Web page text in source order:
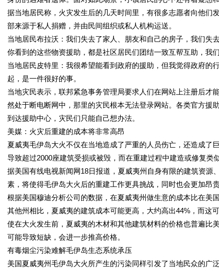
据当地居民称，火灾发生后的几天时间里，有很多志愿者向他们
部来源于私人捐赠，并由民间组织或私人机构运送。
当地居民布拉沃：我们失去了家人、朋友和自己的房子，我们
你看到的这些物资援助，都是社区居民们团结一致互帮互助，我
当地居民皮特里：我很希望能看到政府的援助，但我觉得政府
起，是一件很好的事。
当地灾民表示，联邦紧急事务管理局要求人们在网站上注册后
然处于断电断网中，那里的灾民根本无法登录网站。各类官方援
到达援助中心，灾民们只能自己想办法。
美媒：火灾后重建的成本将非常高昂
夏威夷毛伊岛大火不仅在当地造成了严重的人员伤亡，还造成了
导致超过2000座建筑受损或被毁，而在重建过程中建造或修复类
据美国有线电视新闻网18日报道，夏威夷州自身有限的建筑资
素，将使得毛伊岛大火后的重建工作更具挑战，同时也会更加昂
根据美国穆迪分析公司的数据，在夏威夷州做生意的成本比在美
其他州相比，夏威夷的建筑成本可能更高，大约高出44%，而这
使在大火发生前，夏威夷的木材和其他建筑材料的价格也普遍比
可能导致短缺，会进一步推高价格。
有毒烟尘污染难解毛伊岛生态系统承压
美国夏威夷州毛伊岛大火所产生的污染同样引发了当地民众的